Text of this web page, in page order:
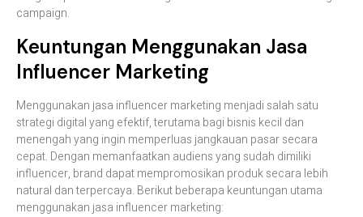
campaign.
Keuntungan Menggunakan Jasa
Influencer Marketing
Menggunakan jasa influencer marketing menjadi salah satu
strategi digital yang efektif, terutama bagi bisnis kecil dan
menengah yang ingin memperluas jangkauan pasar secara
cepat. Dengan memanfaatkan audiens yang sudah dimiliki
influencer, brand dapat mempromosikan produk secara lebih
natural dan terpercaya. Berikut beberapa keuntungan utama
menggunakan jasa influencer marketing: